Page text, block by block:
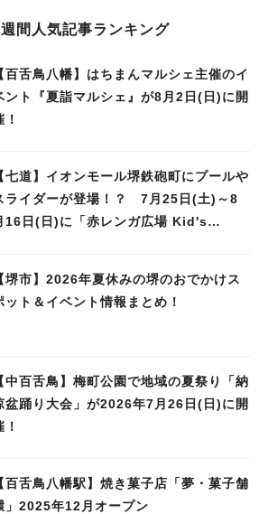
週間人気記事ランキング
【百舌鳥八幡】はちまんマルシェ主催のイ
ント『夏詣マルシェ』が8月2日(日)に開
！
【七道】イオンモール堺鉄砲町にプールや
ライダーが登場！？ 7月25日(土)～8
16日(日)に「赤レンガ広場 Kid's
【堺市】2026年夏休みの堺のおでかけス
ット＆イベント情報まとめ！
【中百舌鳥】梅町公園で地域の夏祭り「納
盆踊り大会」が2026年7月26日(日)に開
！
【百舌鳥八幡駅】焼き菓子店「夢・菓子舗
」2025年12月オープン